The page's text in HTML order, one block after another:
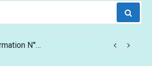
Lettre d’information N°62 – Mai /Juin 2026